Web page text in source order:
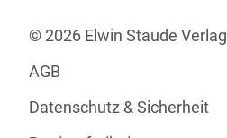
© 2026 Elwin Staude Verlag
AGB
Datenschutz & Sicherheit